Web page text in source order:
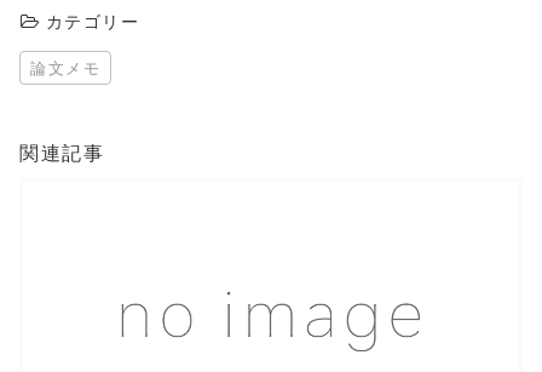
カテゴリー
論文メモ
関連記事
この記事を読む